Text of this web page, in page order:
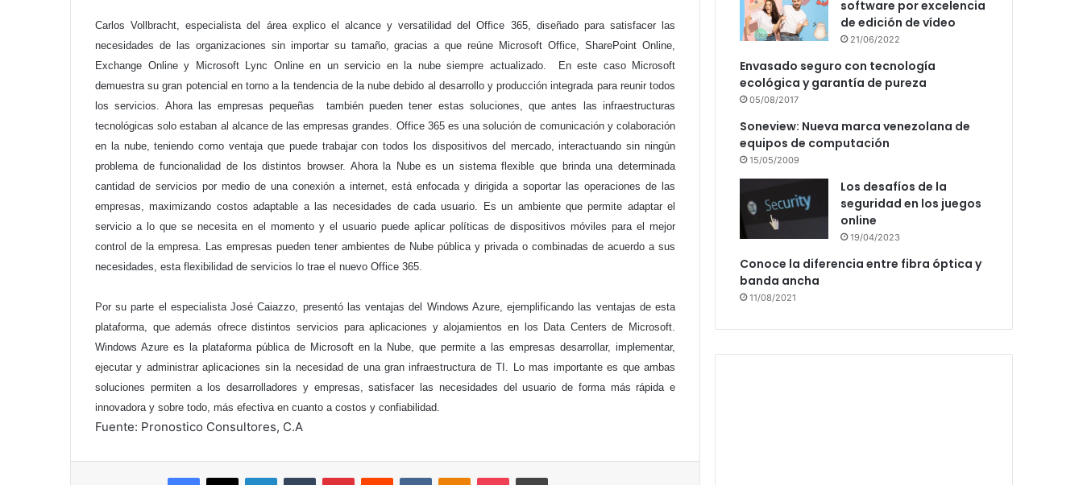
Carlos Vollbracht, especialista del área explico el alcance y versatilidad del Office 365, diseñado para satisfacer las
necesidades de las organizaciones sin importar su tamaño, gracias a que reúne Microsoft Office, SharePoint Online,
Exchange Online y Microsoft Lync Online en un servicio en la nube siempre actualizado. En este caso Microsoft
demuestra su gran potencial en torno a la tendencia de la nube debido al desarrollo y producción integrada para reunir todos
los servicios. Ahora las empresas pequeñas también pueden tener estas soluciones, que antes las infraestructuras
tecnológicas solo estaban al alcance de las empresas grandes. Office 365 es una solución de comunicación y colaboración
en la nube, teniendo como ventaja que puede trabajar con todos los dispositivos del mercado, interactuando sin ningún
problema de funcionalidad de los distintos browser. Ahora la Nube es un sistema flexible que brinda una determinada
cantidad de servicios por medio de una conexión a internet, está enfocada y dirigida a soportar las operaciones de las
empresas, maximizando costos adaptable a las necesidades de cada usuario. Es un ambiente que permite adaptar el
servicio a lo que se necesita en el momento y el usuario puede aplicar políticas de dispositivos móviles para el mejor
control de la empresa. Las empresas pueden tener ambientes de Nube pública y privada o combinadas de acuerdo a sus
necesidades, esta flexibilidad de servicios lo trae el nuevo Office 365.
Por su parte el especialista José Caiazzo, presentó las ventajas del Windows Azure, ejemplificando las ventajas de esta
plataforma, que además ofrece distintos servicios para aplicaciones y alojamientos en los Data Centers de Microsoft.
Windows Azure es la plataforma pública de Microsoft en la Nube, que permite a las empresas desarrollar, implementar,
ejecutar y administrar aplicaciones sin la necesidad de una gran infraestructura de TI. Lo mas importante es que ambas
soluciones permiten a los desarrolladores y empresas, satisfacer las necesidades del usuario de forma más rápida e
innovadora y sobre todo, más efectiva en cuanto a costos y confiabilidad.
Fuente: Pronostico Consultores, C.A
Facebook
X LinkedInTumblr PinterestReddit VKontakteOdnoklassniki
Pocket Imprimir
software por excelencia
de edición de vídeo
21/06/2022
Envasado seguro con tecnología
ecológica y garantía de pureza
05/08/2017
Soneview: Nueva marca venezolana de
equipos de computación
15/05/2009
Los desafíos de la
seguridad en los juegos
online
19/04/2023
Conoce la diferencia entre fibra óptica y
banda ancha
11/08/2021